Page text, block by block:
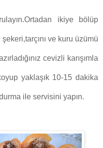
ikiye bölüp
ve kuru üzümü
cevizli karışımla
yaklaşık 10-15 dakika
ile servisini yapın.